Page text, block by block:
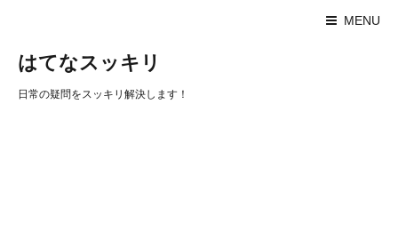
MENU
はてなスッキリ
日常の疑問をスッキリ解決します！